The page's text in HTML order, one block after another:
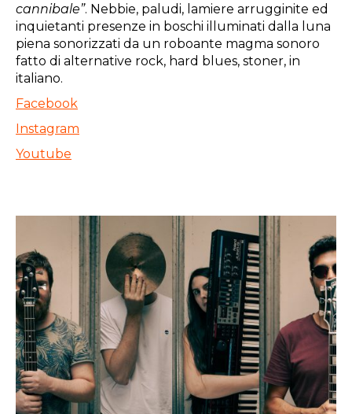
cannibale”. Nebbie, paludi, lamiere arrugginite ed
inquietanti presenze in boschi illuminati dalla luna
piena sonorizzati da un roboante magma sonoro
fatto di alternative rock, hard blues, stoner, in
italiano.
Facebook
Instagram
Youtube